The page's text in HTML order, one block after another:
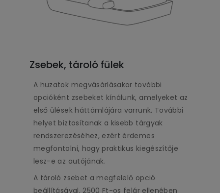
Zsebek, tároló fülek
A huzatok megvásárlásakor további
opcióként zsebeket kínálunk, amelyeket az
első ülések háttámlájára varrunk. További
helyet biztosítanak a kisebb tárgyak
rendszerezéséhez, ezért érdemes
megfontolni, hogy praktikus kiegészítője
lesz-e az autójának.
A tároló zsebet a megfelelő opció
beállításával, 2500 Ft-os felár ellenében